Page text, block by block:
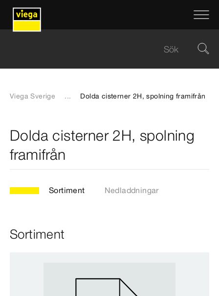
Viega Sverige ... Dolda cisterner 2H, spolning framifrån
Dolda cisterner 2H, spolning
framifrån
Sortiment Nedladdningar
Sortiment